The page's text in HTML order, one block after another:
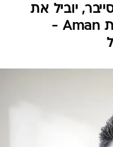
יוביל את
המכירות של SecureNet מקבוצת Aman -